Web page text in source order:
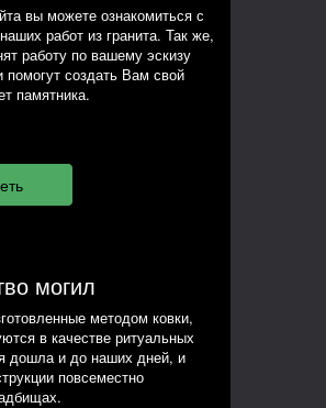
вы можете ознакомиться с
работ из гранита. Так же,
работу по вашему эскизу
создать Вам свой
памятника.
могил
методом ковки,
в качестве ритуальных
дошла и до наших дней, и
повсеместно